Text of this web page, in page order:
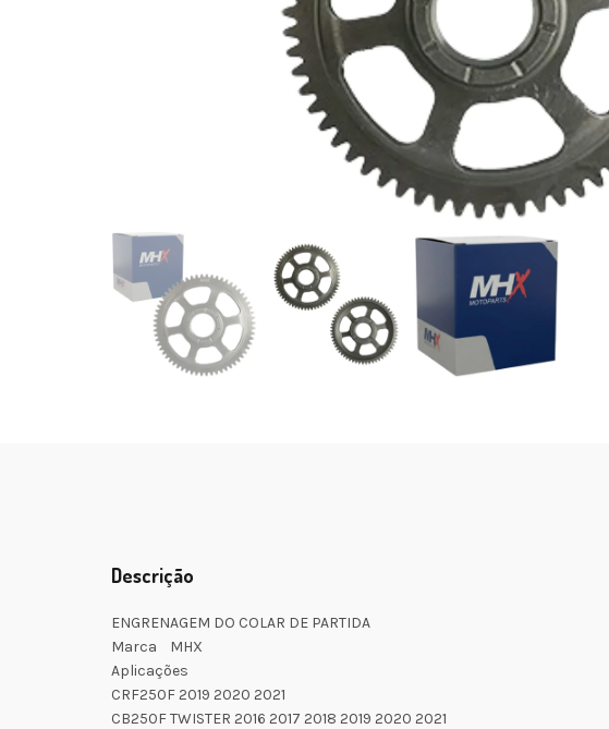
Descrição
ENGRENAGEM DO COLAR DE PARTIDA
Marca MHX
Aplicações
CRF250F 2019 2020 2021
CB250F TWISTER 2016 2017 2018 2019 2020 2021